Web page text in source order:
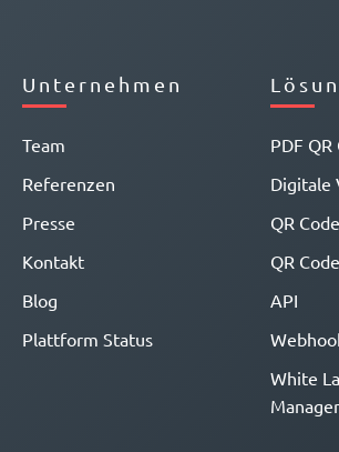
Unternehmen
Team
Referenzen
Presse
Kontakt
Blog
Plattform Status
PDF QR
Digitale
QR
QR
API
White
Manager